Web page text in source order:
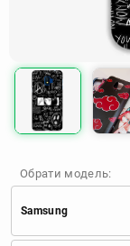
Обрати модель:
Samsung